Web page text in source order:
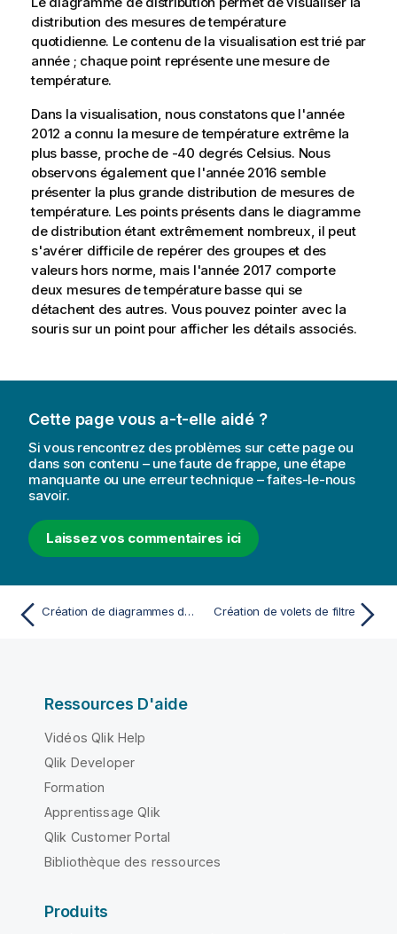
distribution des mesures de température
quotidienne. Le contenu de la visualisation est trié par
année ; chaque point représente une mesure de
température.
Dans la visualisation, nous constatons que l'année
2012 a connu la mesure de température extrême la
plus basse, proche de -40 degrés Celsius. Nous
observons également que l'année 2016 semble
présenter la plus grande distribution de mesures de
température. Les points présents dans le diagramme
de distribution étant extrêmement nombreux, il peut
s'avérer difficile de repérer des groupes et des
valeurs hors norme, mais l'année 2017 comporte
deux mesures de température basse qui se
détachent des autres. Vous pouvez pointer avec la
souris sur un point pour afficher les détails associés.
Cette page vous a-t-elle aidé ?
Si vous rencontrez des problèmes sur cette page ou
dans son contenu – une faute de frappe, une étape
manquante ou une erreur technique – faites-le-nous
savoir.
Laissez vos commentaires ici
Création de diagrammes de distribution Création de volets de filtre
Ressources D'aide
Vidéos Qlik Help
Qlik Developer
Formation
Apprentissage Qlik
Qlik Customer Portal
Bibliothèque des ressources
Produits